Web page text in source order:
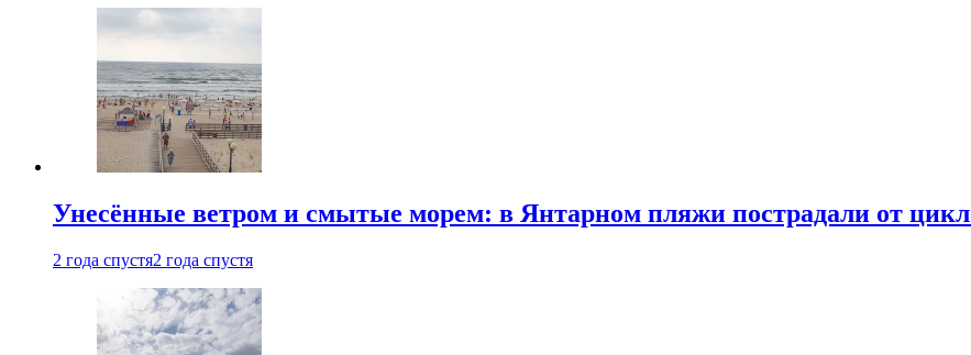
Унесённые ветром и смытые морем: в Янтарном пляжи пострадали от
2 года спустя2 года спустя